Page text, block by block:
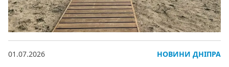
01.07.2026 НОВИНИ ДНІПРА